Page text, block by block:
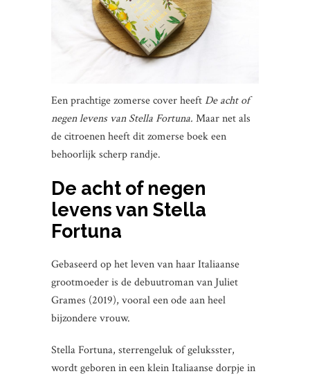
Een prachtige zomerse cover heeftDe acht of
negen levens van Stella Fortuna. Maar net als
de citroenen heeft dit zomerse boek een
behoorlijk scherp randje.
De acht of negen
levens van Stella
Fortuna
Gebaseerd op het leven van haar Italiaanse
grootmoeder is de debuutroman van Juliet
Grames (2019), vooral een ode aan heel
bijzondere vrouw.
Stella Fortuna, sterrengeluk of geluksster,
wordt geboren in een klein Italiaanse dorpje in